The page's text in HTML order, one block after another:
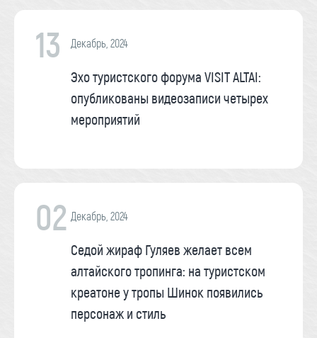
13 Декабрь, 2024
Эхо туристского форума VISIT ALTAI:
опубликованы видеозаписи четырех
мероприятий
02 Декабрь, 2024
Седой жираф Гуляев желает всем
алтайского тропинга: на туристском
креатоне у тропы Шинок появились
персонаж и стиль